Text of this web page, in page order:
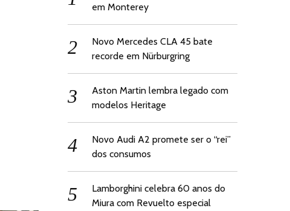
em Monterey
Novo Mercedes CLA 45 bate
recorde em Nürburgring
Aston Martin lembra legado com
modelos Heritage
Novo Audi A2 promete ser o “rei”
dos consumos
Lamborghini celebra 60 anos do
Miura com Revuelto especial